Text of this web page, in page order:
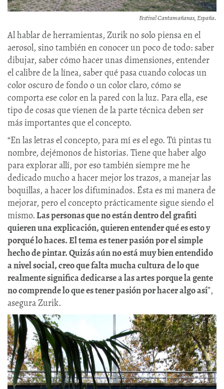
Festival Cantamañanas, España.
Al hablar de herramientas, Zurik no solo piensa en el
aerosol, sino también en conocer un poco de todo: saber
dibujar, saber cómo hacer unas dimensiones, entender
el calibre de la línea, saber qué pasa cuando colocas un
color oscuro de fondo o un color claro, cómo se
comporta ese color en la pared con la luz. Para ella, ese
tipo de cosas que vienen de la parte técnica deben ser
más importantes que el concepto.
“En las letras el concepto, para mí es el ego. Tú pintas tu
nombre, dejémonos de historias. Tiene que haber algo
para explorar allí, por eso también siempre me he
dedicado mucho a hacer mejor los trazos, a manejar las
boquillas, a hacer los difuminados. Ésta es mi manera de
mejorar, pero el concepto prácticamente sigue siendo el
mismo.Las personas que no están dentro del grafiti
quieren una explicación, quieren entender qué es esto y
porqué lo haces. El tema es tener pasión por el simple
hecho de pintar. Quizás aún no está muy bien entendido
a nivel social, creo que falta mucha cultura de lo que
realmente significa dedicarse a las artes porque la gente
no comprende lo que es tener pasión por hacer algo así”,
asegura Zurik.